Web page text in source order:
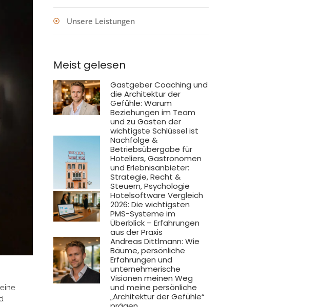
Unsere Leistungen
Meist gelesen
Gastgeber Coaching und
die Architektur der
Gefühle: Warum
Beziehungen im Team
und zu Gästen der
wichtigste Schlüssel ist
Nachfolge &
Betriebsübergabe für
Hoteliers, Gastronomen
und Erlebnisanbieter:
Strategie, Recht &
Steuern, Psychologie
Hotelsoftware Vergleich
2026: Die wichtigsten
PMS-Systeme im
Überblick – Erfahrungen
aus der Praxis
Andreas Dittlmann: Wie
Bäume, persönliche
Erfahrungen und
unternehmerische
Visionen meinen Weg
und meine persönliche
„Architektur der Gefühle“